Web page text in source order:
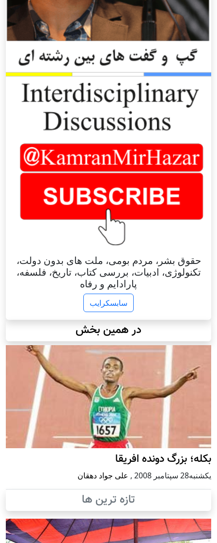
حقوق بشر، مردم بومی، ملت های بدون دولت،
تکنولوژی، ادبیات، بررسی کتاب، تاریخ، فلسفه،
پارادایم و رفاه
سابسکرایب
در همین بخش
بکله؛ بزرگ دونده افریقا
يكشنبه28 سپتامبر 2008 , علی جواد دهقان
تازه ترین ها